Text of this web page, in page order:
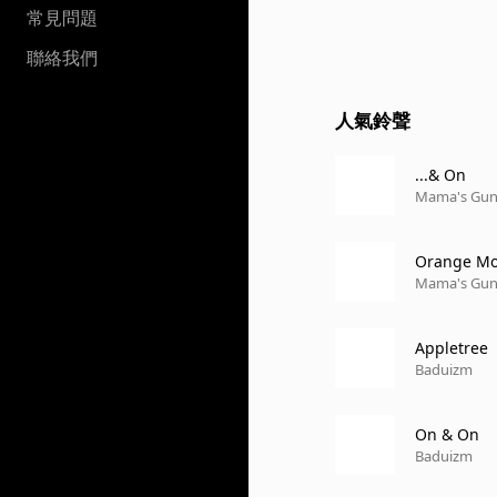
常見問題
聯絡我們
人氣鈴聲
...& On
Mama's Gun
Orange
Mama's Gun
Appletree
Baduizm
On & On
Baduizm